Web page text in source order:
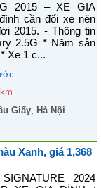
2015 – XE GIA
cần đổi xe nên
2015. - Thông tin
2.5G * Năm sản
Xe 1 c...
Giấy, Hà Nội
Xanh, giá 1,368
2024